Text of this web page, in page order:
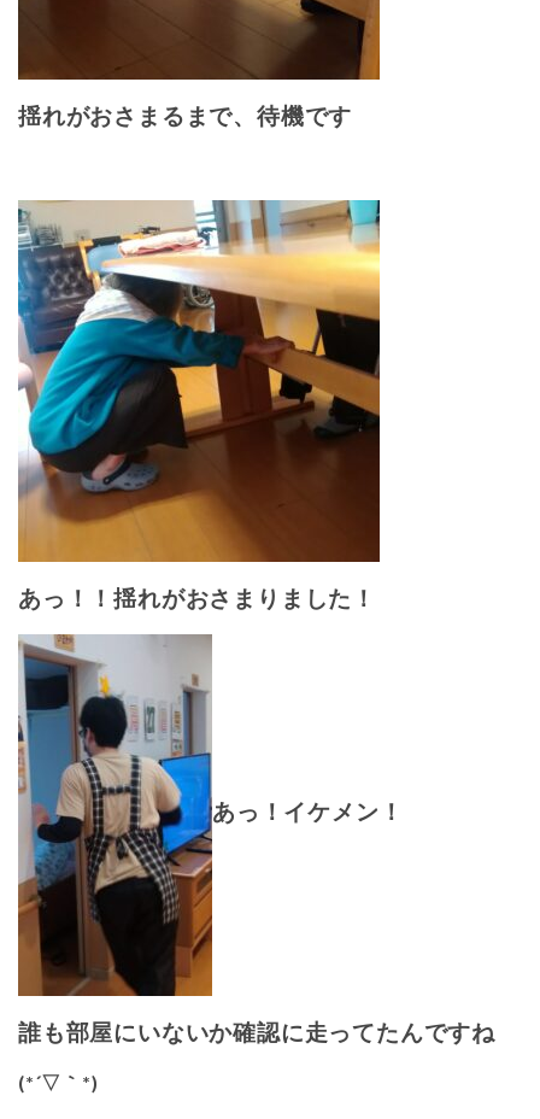
揺れがおさまるまで、待機です
あっ！！揺れがおさまりました！
あっ！イケメン！
誰も部屋にいないか確認に走ってたんですね
(*´▽｀*)